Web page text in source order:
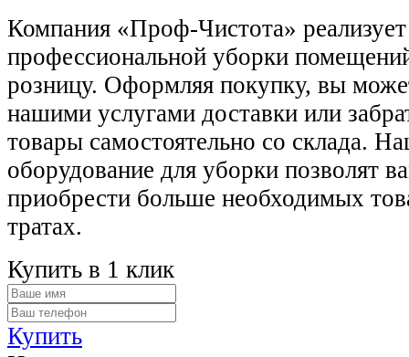
Компания «Проф-Чистота»
профессиональной уборки
розницу. Оформляя покупку, вы
нашими услугами доставки или
товары самостоятельно со склада.
оборудование для уборки позволят
приобрести больше необходимых
тратах.
Купить в 1 клик
Купить